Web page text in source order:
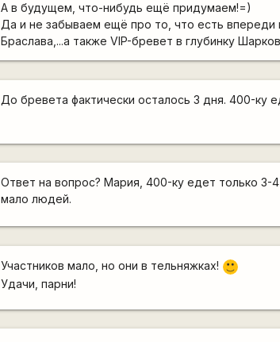
А в будущем, что-нибудь ещё придумаем!=)
Да и не забываем ещё про то, что есть впереди
Браслава,...а также VIP-бревет в глубинку
До бревета фактически осталось 3 дня. 400-ку
Ответ на вопрос? Мария, 400-ку едет только 3-
мало людей.
Участников мало, но они в тельняжках!
:)
Удачи, парни!